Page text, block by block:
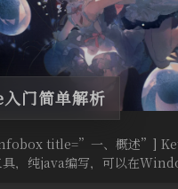
门简单解析
title=”一、概述”]
具，纯java编写，可以在